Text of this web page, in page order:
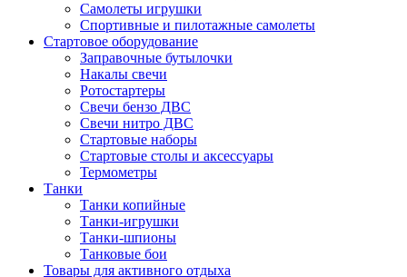
Самолеты игрушки
Спортивные и пилотажные самолеты
Стартовое оборудование
Заправочные бутылочки
Накалы свечи
Ротостартеры
Свечи бензо ДВС
Свечи нитро ДВС
Стартовые наборы
Стартовые столы и аксессуары
Термометры
Танки
Танки копийные
Танки-игрушки
Танки-шпионы
Танковые бои
Товары для активного отдыха